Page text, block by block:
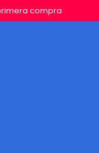
compra